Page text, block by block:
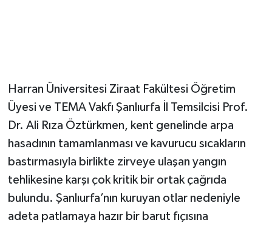
Harran Üniversitesi Ziraat Fakültesi Öğretim
Üyesi ve TEMA Vakfı Şanlıurfa İl Temsilcisi Prof.
Dr. Ali Rıza Öztürkmen, kent genelinde arpa
hasadının tamamlanması ve kavurucu sıcakların
bastırmasıyla birlikte zirveye ulaşan yangın
tehlikesine karşı çok kritik bir ortak çağrıda
bulundu. Şanlıurfa’nın kuruyan otlar nedeniyle
adeta patlamaya hazır bir barut fıçısına